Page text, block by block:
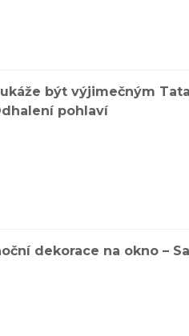
být výjimečným
pohlaví
dekorace na okno –